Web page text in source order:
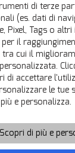
sulla privacy-
di terze
(es. dati di
Pixel, Tags o
il
tra cui il
di accettare
le tue
e personalizza.
Scopri di più e